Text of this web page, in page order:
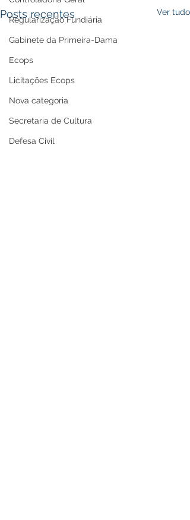
Regularização Fundiária
Gabinete da Primeira-Dama
Ecops
Licitações Ecops
Nova categoria
Secretaria de Cultura
Defesa Civil
Posts recentes Ver tudo